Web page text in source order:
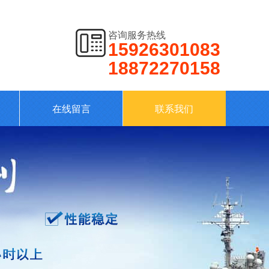
咨询服务热线
15926301083
18872270158
在线留言 联系我们